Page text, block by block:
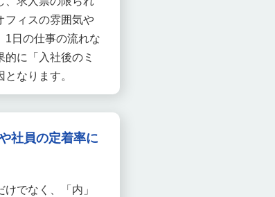
フィスの雰囲気や
1日の仕事の流れな
的に「入社後のミ
なります。
社員の定着率に
でなく、「内」